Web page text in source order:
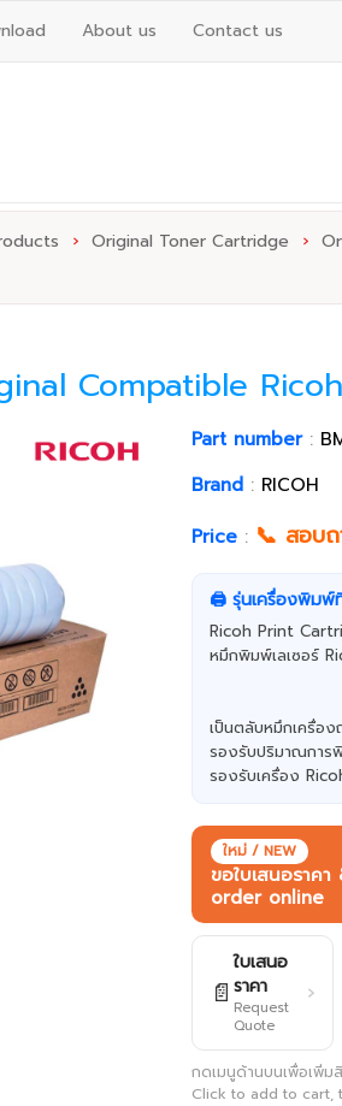
About us Contact us
› Original Toner Cartridge ›
Compatible Ricoh
Part number:
Brand : RICOH
Price : 📞 สอบ
🖨️ รุ่นเครื่องพิมพ์
Ricoh Print
หมึกพิมพ์เลเซอร์
เป็นตลับหมึกเครื่อ
รองรับปริมาณการ
รองรับเครื่อง
ใหม่ / NEW
ขอใบเสนอรา
order online
📄
ใบเสนอ
ราคา
Request
Quote
›
กดเมนูด้านบนเพื่อเพิ่ม
Click to add to